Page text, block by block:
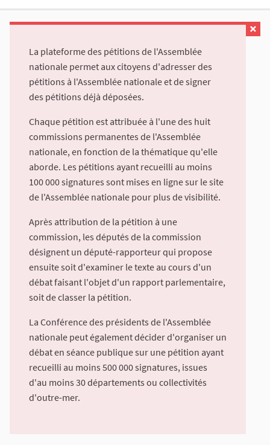
La plateforme des pétitions de l'Assemblée
nationale permet aux citoyens d'adresser des
pétitions à l'Assemblée nationale et de signer
des pétitions déjà déposées.
Chaque pétition est attribuée à l'une des huit
commissions permanentes de l'Assemblée
nationale, en fonction de la thématique qu'elle
aborde. Les pétitions ayant recueilli au moins
100 000 signatures sont mises en ligne sur le site
de l'Assemblée nationale pour plus de visibilité.
Après attribution de la pétition à une
commission, les députés de la commission
désignent un député-rapporteur qui propose
ensuite soit d'examiner le texte au cours d'un
débat faisant l'objet d'un rapport parlementaire,
soit de classer la pétition.
La Conférence des présidents de l'Assemblée
nationale peut également décider d'organiser un
débat en séance publique sur une pétition ayant
recueilli au moins 500 000 signatures, issues
d'au moins 30 départements ou collectivités
d'outre-mer.